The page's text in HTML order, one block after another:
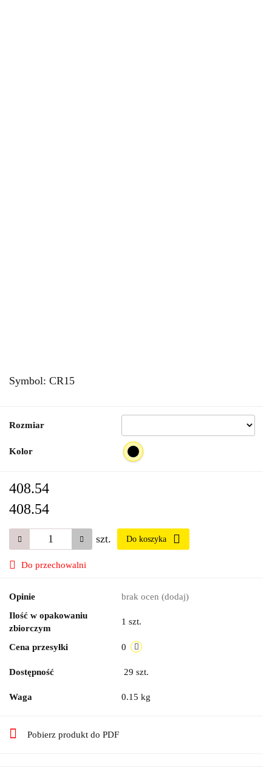
Symbol: CR15
Rozmiar
Kolor
408.54
408.54
szt. Do koszyka
Do przechowalni
Opinie brak ocen (dodaj)
Ilość w opakowaniu
zbiorczym
1 szt.
Cena przesyłki 0
Dostępność 29 szt.
Waga 0.15 kg
Pobierz produkt do PDF